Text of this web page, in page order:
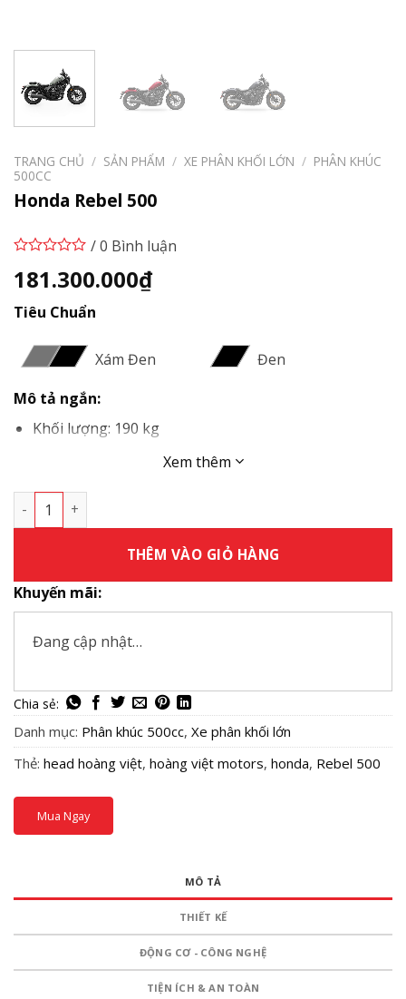
TRANG CHỦ / SẢN PHẨM / XE PHÂN KHỐI LỚN / PHÂN KHÚC
500CC
Honda Rebel 500
/ 0 Bình luận
181.300.000₫
Tiêu Chuẩn
Xám Đen
Đen
Mô tả ngắn:
Khối lượng: 190 kg
Xem thêm
Honda Rebel 500 số lượng
THÊM VÀO GIỎ HÀNG
Khuyến mãi:
Đang cập nhật…
Danh mục: Phân khúc 500cc, Xe phân khối lớn
Thẻ: head hoàng việt, hoàng việt motors, honda, Rebel 500
Mua Ngay
MÔ TẢ
THIẾT KẾ
ĐỘNG CƠ - CÔNG NGHỆ
TIỆN ÍCH & AN TOÀN